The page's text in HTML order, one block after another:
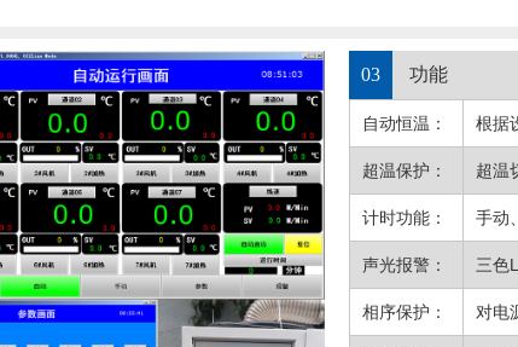
03 功能
自动恒温： 根据
超温保护： 超温
计时功能： 手动
声光报警： 三色
相序保护： 对电